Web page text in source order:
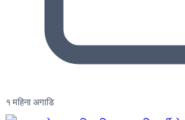
१ महिना अगाडि